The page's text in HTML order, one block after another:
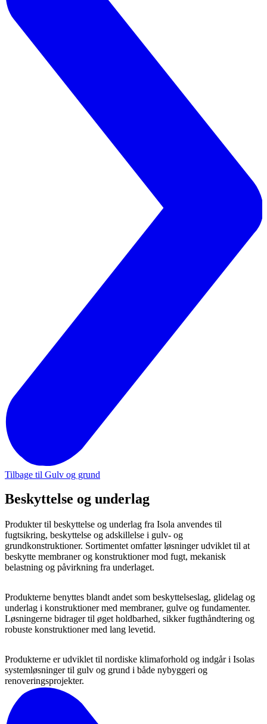
Tilbage til Gulv og grund
Beskyttelse og underlag
Produkter til beskyttelse og underlag fra Isola anvendes til
fugtsikring, beskyttelse og adskillelse i gulv- og
grundkonstruktioner. Sortimentet omfatter løsninger udviklet til at
beskytte membraner og konstruktioner mod fugt, mekanisk
belastning og påvirkning fra underlaget.
Produkterne benyttes blandt andet som beskyttelseslag, glidelag og
underlag i konstruktioner med membraner, gulve og fundamenter.
Løsningerne bidrager til øget holdbarhed, sikker fugthåndtering og
robuste konstruktioner med lang levetid.
Produkterne er udviklet til nordiske klimaforhold og indgår i Isolas
systemløsninger til gulv og grund i både nybyggeri og
renoveringsprojekter.